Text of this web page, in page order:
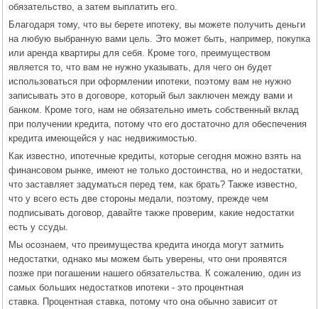
обязательство, а затем выплатить его.
Благодаря тому, что вы берете ипотеку, вы можете получить деньги
на любую выбранную вами цель. Это может быть, например, покупка
или аренда квартиры для себя. Кроме того, преимуществом
является то, что вам не нужно указывать, для чего он будет
использоваться при оформлении ипотеки, поэтому вам не нужно
записывать это в договоре, который был заключен между вами и
банком. Кроме того, нам не обязательно иметь собственный вклад
при получении кредита, потому что его достаточно для обеспечения
кредита имеющейся у нас недвижимостью.
Как известно, ипотечные кредиты, которые сегодня можно взять на
финансовом рынке, имеют не только достоинства, но и недостатки,
что заставляет задуматься перед тем, как брать? Также известно,
что у всего есть две стороны медали, поэтому, прежде чем
подписывать договор, давайте также проверим, какие недостатки
есть у ссуды.
Мы осознаем, что преимущества кредита иногда могут затмить
недостатки, однако мы можем быть уверены, что они проявятся
позже при погашении нашего обязательства. К сожалению, один из
самых больших недостатков ипотеки - это процентная
ставка. Процентная ставка, потому что она обычно зависит от